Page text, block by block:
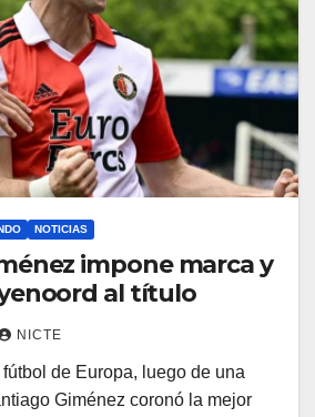
NOTICIAS
impone marca y
al título
NICTE
de Europa, luego de una
Giménez coronó la mejor